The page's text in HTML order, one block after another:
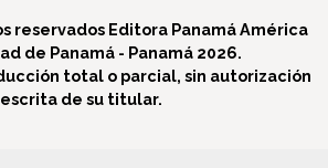
reservados Editora Panamá América
de Panamá - Panamá 2026.
total o parcial, sin autorización
escrita de su titular.